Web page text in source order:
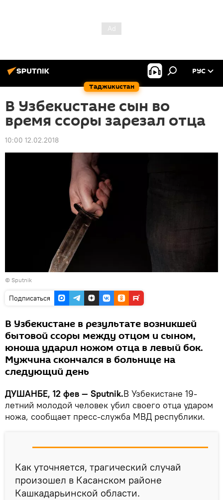
Таджикистан
РУС
В Узбекистане сын во
время ссоры зарезал отца
10:00 12.02.2018
© Sputnik
Подписаться
В Узбекистане в результате возникшей
бытовой ссоры между отцом и сыном,
юноша ударил ножом отца в левый бок.
Мужчина скончался в больнице на
следующий день
ДУШАНБЕ, 12 фев — Sputnik.В Узбекистане 19-
летний молодой человек убил своего отца ударом
ножа, сообщает пресс-служба МВД республики.
Как уточняется, трагический случай
произошел в Касанском районе
Кашкадарьинской области.